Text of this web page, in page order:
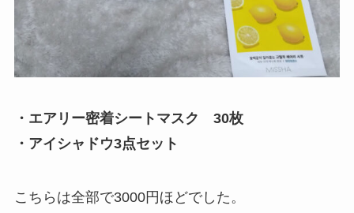
・エアリー密着シートマスク 30枚
・アイシャドウ3点セット
こちらは全部で3000円ほどでした。